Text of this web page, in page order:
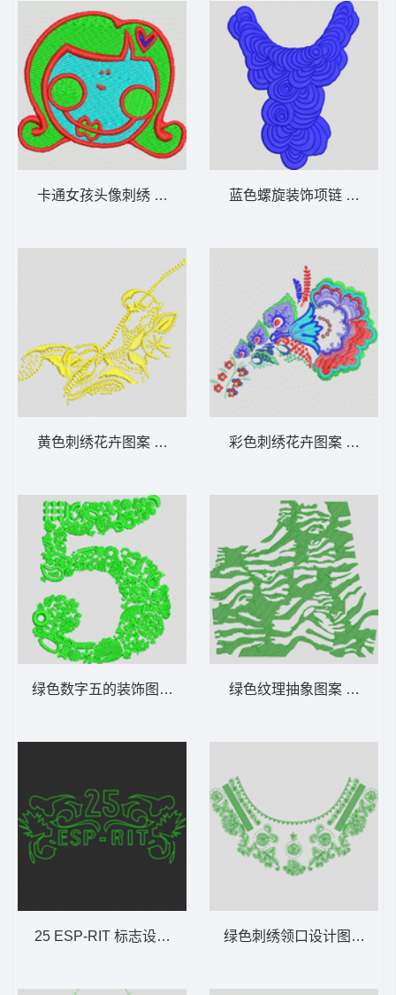
卡通女孩头像刺绣 眼镜女
黄色刺绣花卉图案 简单小花
绿色数字五的装饰图案 花5
25 ESP-RIT 标志设计 单针字母
蓝色螺旋装饰项链 褶状包
彩色刺绣花卉图案 经典花
绿色纹理抽象图案 河流样
绿色刺绣领口设计图 简单领